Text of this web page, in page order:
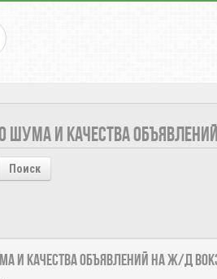
ШУМА И КАЧЕСТВА
Поиск
и качества объявлений на ж/д